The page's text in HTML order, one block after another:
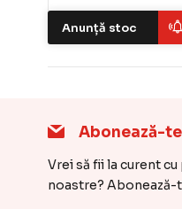
Anunță stoc
Abonează-
Vrei să fii la curent
noastre? Abonează-